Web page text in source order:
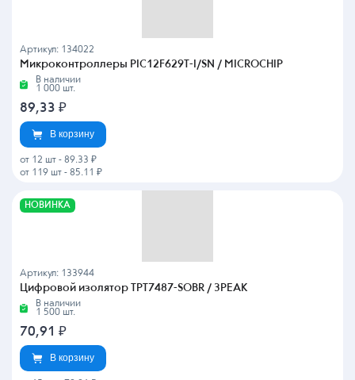
Артикул: 134022
Микроконтроллеры PIC12F629T-I/SN / MICROCHIP
В наличии
1 000 шт.
89,33 ₽
В корзину
от 12 шт - 89.33 ₽
от 119 шт - 85.11 ₽
НОВИНКА
Артикул: 133944
Цифровой изолятор TPT7487-SOBR / 3PEAK
В наличии
1 500 шт.
70,91 ₽
В корзину